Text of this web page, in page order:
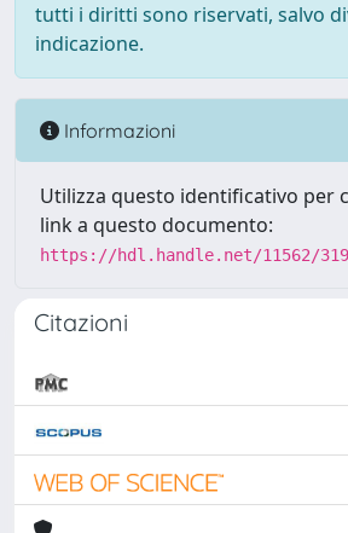
tutti i diritti sono riservati, salvo
indicazione.
Informazioni
Utilizza questo identificativo per
link a questo documento:
https://hdl.handle.net/11562/
Citazioni